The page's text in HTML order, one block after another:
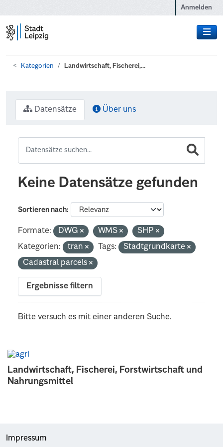
Anmelden
Kategorien Landwirtschaft, Fischerei,...
Landwirtschaft, Fischerei, Forstwirtschaft und
Nahrungsmittel
Datensätze Über uns
Keine Datensätze gefunden
Sortieren nach
Formate: DWG WMS
SHP
Kategorien:
tran Tags:
Stadtgrundkarte
Cadastral parcels
Ergebnisse filtern
Bitte versuch es mit einer anderen Suche.
Impressum